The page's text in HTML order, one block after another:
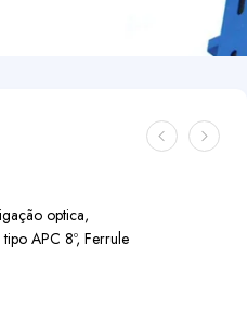
optica,
APC 8º, Ferrule